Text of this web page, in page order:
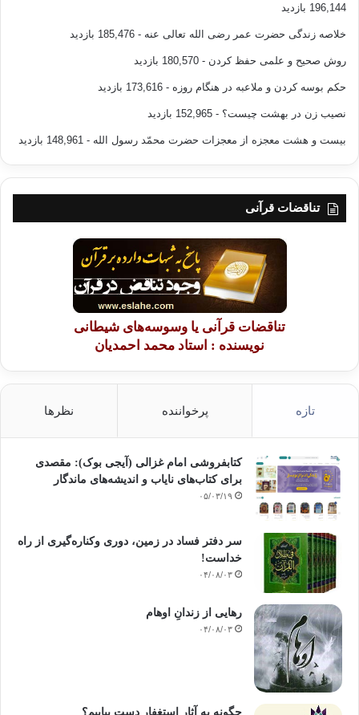
196,144 بازدید
خلاصه زندگی حضرت عمر رضی الله تعالی عنه - 185,476 بازدید
روش صحیح و علمی حفظ کردن - 180,570 بازدید
حکم بوسه کردن و ملاعبه در هنگام روزه - 173,616 بازدید
نصیب زن در بهشت چیست؟ - 152,965 بازدید
بیست و هشت معجزه از معجزات حضرت محمّد رسول الله - 148,961 بازدید
تناقضات قرآنی
تناقضات قرآنی یا وسوسه‌های شیطانی
نویسنده : استاد محمد احمدیان
تازه پرخواننده نظرها
کتابفروشی امام غزالی (آیجی بوک): مقصدی
برای کتاب‌های نایاب و اندیشه‌های ماندگار
۰۵/۰۳/۱۹
سر دفتر فساد در زمین‌، دوری وکناره‌گیری از راه
خداست‌!
۰۴/۰۸/۰۳
رهایی از زندانِ اوهام
۰۴/۰۸/۰۳
چگونه به آثار استغفار دست بیابیم؟